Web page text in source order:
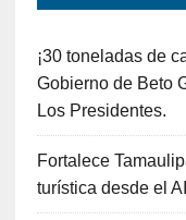
¡30 toneladas de
Gobierno de Beto
Los Presidentes.
Fortalece
turística desde el